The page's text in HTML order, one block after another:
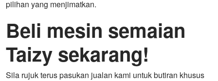
pilihan yang menjimatkan.
Beli mesin semaian
Taizy sekarang!
Sila rujuk terus pasukan jualan kami untuk butiran khusus